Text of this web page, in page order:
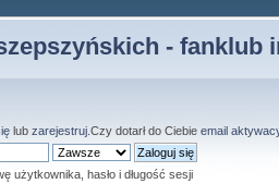
- fanklub
lub zarejestruj .Czy dotarł do Ciebie email
użytkownika, hasło i długość sesji